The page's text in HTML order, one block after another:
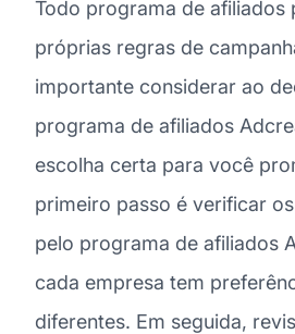
Todo programa de afiliados
próprias regras de
importante considerar ao
programa de afiliados
escolha certa para você
primeiro passo é verificar
pelo programa de afiliados
cada empresa tem
diferentes. Em seguida,